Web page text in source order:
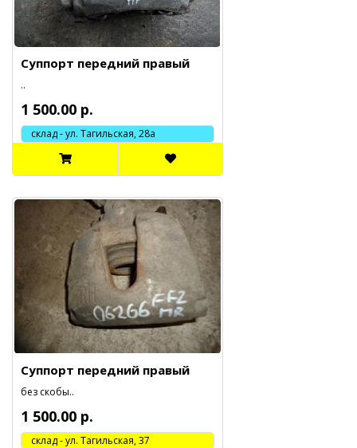
Суппорт передний правый
..
1 500.00 р.
склад - ул. Тагильская, 28а
Суппорт передний правый
без скобы..
1 500.00 р.
cклад - ул. Тагильская, 37